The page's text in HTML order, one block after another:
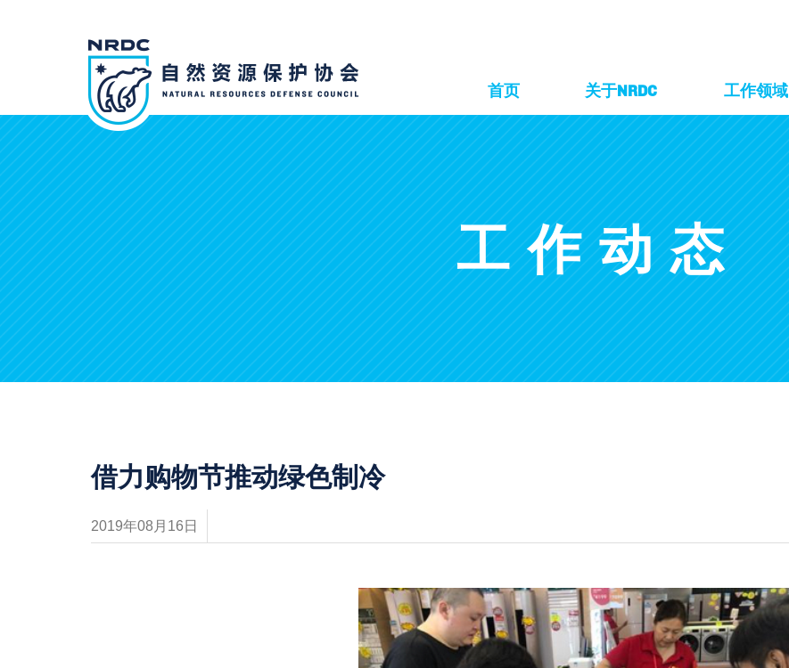
首页 关于NRDC 工作领域
工作动态
借力购物节推动绿色制冷
2019年08月16日